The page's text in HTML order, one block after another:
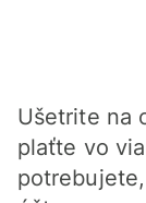
Ušetrite na
plaťte vo